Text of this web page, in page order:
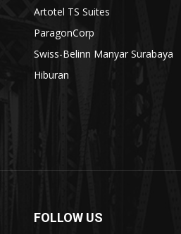
Artotel TS Suites
ParagonCorp
Swiss-Belinn Manyar Surabaya
Hiburan
FOLLOW US